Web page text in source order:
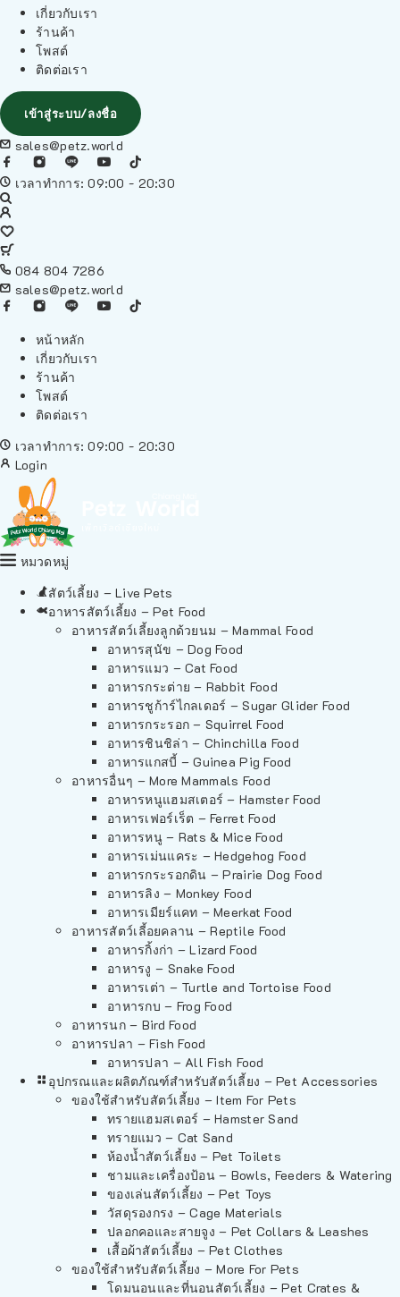
เกี่ยวกับเรา
ร้านค้า
โพสต์
ติดต่อเรา
เข้าสู่ระบบ/ลงชื่อ
sales@petz.world
เวลาทำการ: 09:00 - 20:30
084 804 7286
sales@petz.world
หน้าหลัก
เกี่ยวกับเรา
ร้านค้า
โพสต์
ติดต่อเรา
เวลาทำการ: 09:00 - 20:30
Login
หมวดหมู่
สัตว์เลี้ยง – Live Pets
อาหารสัตว์เลี้ยง – Pet Food
อาหารสัตว์เลี้ยงลูกด้วยนม – Mammal Food
อาหารสุนัข – Dog Food
อาหารแมว – Cat Food
อาหารกระต่าย – Rabbit Food
อาหารชูก้าร์ไกลเดอร์ – Sugar Glider Food
อาหารกระรอก – Squirrel Food
อาหารชินชิล่า – Chinchilla Food
อาหารแกสบี้ – Guinea Pig Food
อาหารอื่นๆ – More Mammals Food
อาหารหนูแฮมสเตอร์ – Hamster Food
อาหารเฟอร์เร็ต – Ferret Food
อาหารหนู – Rats & Mice Food
อาหารเม่นแคระ – Hedgehog Food
อาหารกระรอกดิน – Prairie Dog Food
อาหารลิง – Monkey Food
อาหารเมียร์แคท – Meerkat Food
อาหารสัตว์เลี้อยคลาน – Reptile Food
อาหารกิ้งก่า – Lizard Food
อาหารงู – Snake Food
อาหารเต่า – Turtle and Tortoise Food
อาหารกบ – Frog Food
อาหารนก – Bird Food
อาหารปลา – Fish Food
อาหารปลา – All Fish Food
อุปกรณและผลิตภัณฑ์สำหรับสัตว์เลี้ยง – Pet Accessories
ของใช้สำหรับสัตว์เลี้ยง – Item For Pets
ทรายแฮมสเตอร์ – Hamster Sand
ทรายแมว – Cat Sand
ห้องน้ำสัตว์เลี้ยง – Pet Toilets
ชามและเครื่องป้อน – Bowls, Feeders & Watering
ของเล่นสัตว์เลี้ยง – Pet Toys
วัสดุรองกรง – Cage Materials
ปลอกคอและสายจูง – Pet Collars & Leashes
เสื้อผ้าสัตว์เลี้ยง – Pet Clothes
ของใช้สำหรับสัตว์เลี้ยง – More For Pets
โดมนอนและที่นอนสัตว์เลี้ยง – Pet Crates &